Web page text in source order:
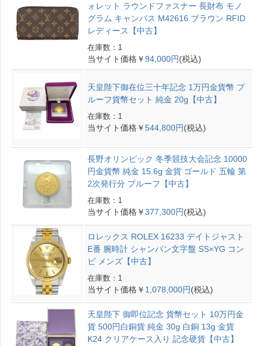
ォレット ラウンドファスナー 長財布 モノ
グラム キャンバス M42616 ブラウン RFID
レディース【中古】
在庫数：1
当サイト価格￥94,000円(税込)
天皇陛下御在位三十年記念 1万円金貨幣 プ
ルーフ貨幣セット 純金 20g【中古】
在庫数：1
当サイト価格￥544,800円(税込)
長野オリンピック 冬季競技大会記念 10000
円金貨幣 純金 15.6g 金貨 ゴールド 五輪 第
2次発行分 プルーフ【中古】
在庫数：1
当サイト価格￥377,300円(税込)
ロレックス ROLEX 16233 デイトジャスト
E番 腕時計 シャンパン文字盤 SS×YG コン
ビ メンズ【中古】
在庫数：1
当サイト価格￥ 1,078,000円(税込)
天皇陛下 御即位記念 貨幣セット 10万円金
貨 500円白銅貨 純金 30g 白銅 13g 金貨
K24 クリアケース入り 記念硬貨【中古】